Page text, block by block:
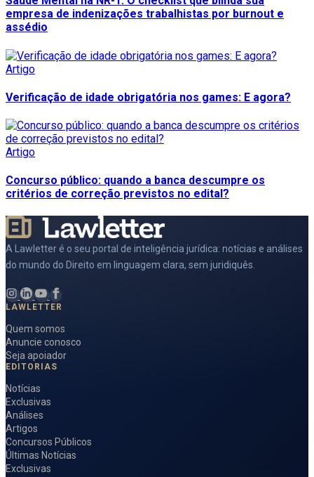
empresa de indenizações trabalhistas por burnout e
assédio
Artigo
Verificação de idade obrigatória nos games: E agora?
Artigo
Concurso público: quando a banca descumpre os
critérios de correção previstos no edital?
A Lawletter é o seu portal de inteligência jurídica: notícias e análises
do mundo do Direito em linguagem clara, sem juridiquês.
LAWLETTER
Quem somos
Anuncie conosco
Seja apoiador
EDITORIAS
Notícias
Exclusivas
Análises
Artigos
Concursos Públicos
Últimas Notícias
Exclusivas